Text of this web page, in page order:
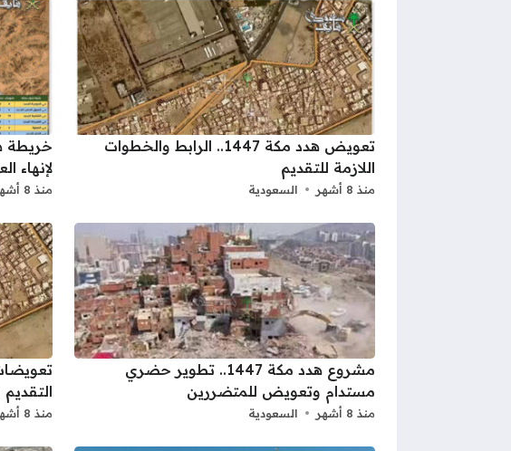
تعويض هدد مكة 1447.. الرابط والخطوات
اللازمة للتقديم
منذ 8 أشهر السعودية
لإنهاء
منذ 8 أشهر
مشروع هدد مكة 1447.. تطوير حضري
مستدام وتعويض للمتضررين
منذ 8 أشهر السعودية منذ 8 أشهر